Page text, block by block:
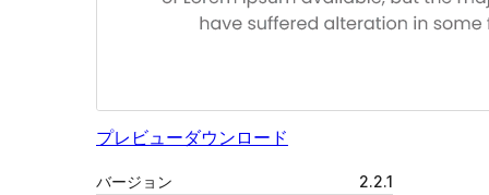
プレビューダウンロード
バージョン
2.2.1